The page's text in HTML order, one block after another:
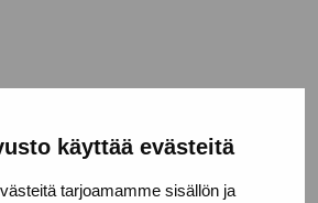
käyttää evästeitä
tarjoamamme sisällön ja